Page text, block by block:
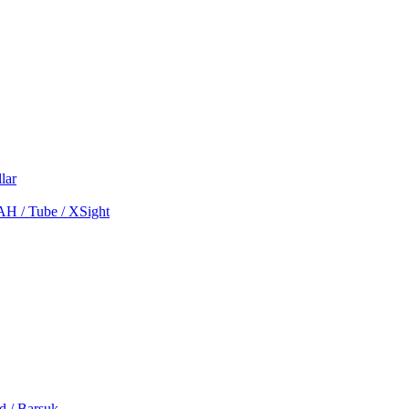
/ Tube / XSight